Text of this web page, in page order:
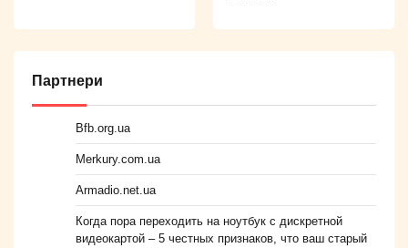
Партнери
Bfb.org.ua
Merkury.com.ua
Armadio.net.ua
Когда пора переходить на ноутбук с дискретной
видеокартой – 5 честных признаков, что ваш старый